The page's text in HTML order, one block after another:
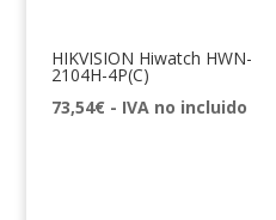
HIKVISION Hiwatch HWN-
2104H-4P(C)
73,54€ - IVA no incluido